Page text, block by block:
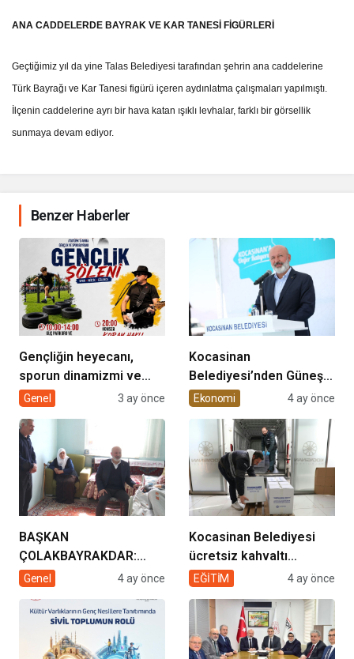
ANA CADDELERDE BAYRAK VE KAR TANESİ FİGÜRLERİ
Geçtiğimiz yıl da yine Talas Belediyesi tarafından şehrin ana caddelerine
Türk Bayrağı ve Kar Tanesi figürü içeren aydınlatma çalışmaları yapılmıştı.
İlçenin caddelerine ayrı bir hava katan ışıklı levhalar, farklı bir görsellik
sunmaya devam ediyor.
Benzer Haberler
Gençliğin heyecanı,
sporun dinamizmi ve
müziğin coşkusu
geliyor!
Genel 3 ay önce
Kocasinan
Belediyesi’nden Güneş
Enerjisi Hamlesi
Ekonomi 4 ay önce
BAŞKAN
ÇOLAKBAYRAKDAR:
“EVDE SAĞLIK
GÖNÜLLERE
DOKUNUYORUZ”
Genel 4 ay önce
Kocasinan Belediyesi
ücretsiz kahvaltı
desteği projesi
EĞİTİM 4 ay önce